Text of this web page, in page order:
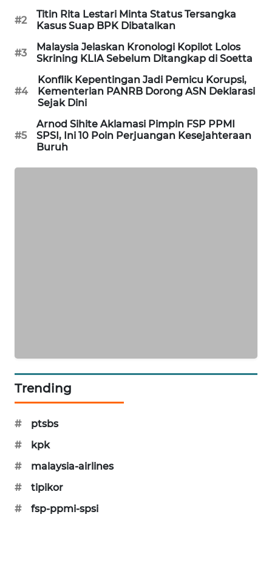
#2
Titin Rita Lestari Minta Status Tersangka
Kasus Suap BPK Dibatalkan
#3
Malaysia Jelaskan Kronologi Kopilot Lolos
Skrining KLIA Sebelum Ditangkap di Soetta
#4
Konflik Kepentingan Jadi Pemicu Korupsi,
Kementerian PANRB Dorong ASN Deklarasi
Sejak Dini
#5
Arnod Sihite Aklamasi Pimpin FSP PPMI
SPSI, Ini 10 Poin Perjuangan Kesejahteraan
Buruh
Trending
#
ptsbs
#
kpk
#
malaysia-airlines
#
tipikor
#
fsp-ppmi-spsi
KOPEKLIN
PORTAL
KONSUMEN
FORWAMKI
ALPERKLINAS
FORJASIDA
SIANTAR
NEWS
METRO
NEWS
JAKARTA
NEWS